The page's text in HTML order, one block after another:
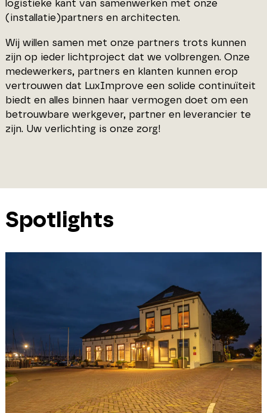
logistieke kant van samenwerken met onze
(installatie)partners en architecten.
Wij willen samen met onze partners trots kunnen
zijn op ieder lichtproject dat we volbrengen. Onze
medewerkers, partners en klanten kunnen erop
vertrouwen dat LuxImprove een solide continuïteit
biedt en alles binnen haar vermogen doet om een
betrouwbare werkgever, partner en leverancier te
zijn. Uw verlichting is onze zorg!
Spotlights